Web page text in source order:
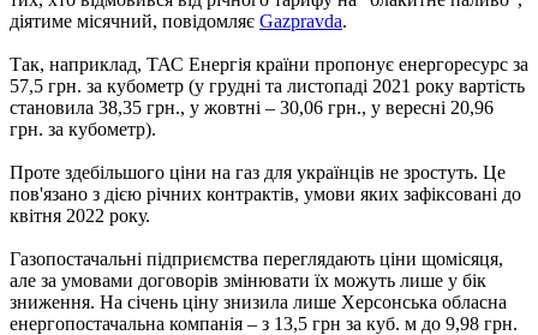
діятиме місячний, повідомляє Gazpravda.
Так, наприклад, ТАС Енергія країни пропонує енергоресурс за
57,5 ​​грн. за кубометр (у грудні та листопаді 2021 року вартість
становила 38,35 грн., у жовтні – 30,06 грн., у вересні 20,96
грн. за кубометр).
Проте здебільшого ціни на газ для українців не зростуть. Це
пов'язано з дією річних контрактів, умови яких зафіксовані до
квітня 2022 року.
Газопостачальні підприємства переглядають ціни щомісяця,
але за умовами договорів змінювати їх можуть лише у бік
зниження. На січень ціну знизила лише Херсонська обласна
енергопостачальна компанія – з 13,5 грн за куб. м до 9,98 грн.